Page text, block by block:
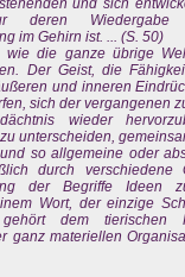
und sich
deren Wiedergabe
im Gehirn ist. ... (S. 50)
wie die ganze übrige
Der Geist, die
und inneren
sich der vergangenen
wieder
unterscheiden,
so allgemeine oder
durch verschiedene
der Begriffe
Wort, der einzige
dem tierischen
ganz materiellen